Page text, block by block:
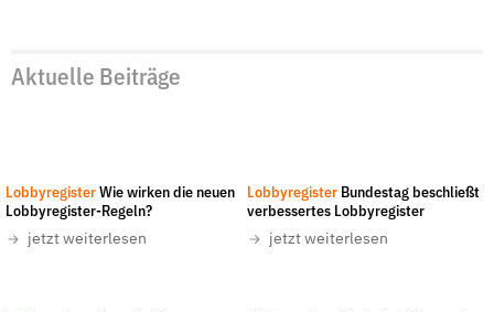
Aktuelle Beiträge
rights reserved
Lobbyregister Wie wirken die neuen
Lobbyregister-Regeln?
jetzt weiterlesen
Lobbyregister Bundestag beschließt
verbessertes Lobbyregister
jetzt weiterlesen